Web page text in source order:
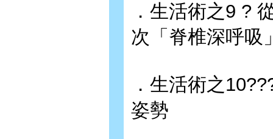
．生活術之9 ?
次「脊椎深呼吸
．生活術之
姿勢